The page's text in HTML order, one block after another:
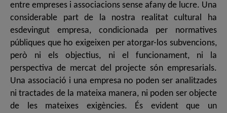
entre empreses i associacions sense afany de lucre. Una
considerable part de la nostra realitat cultural ha
esdevingut empresa, condicionada per normatives
públiques que ho exigeixen per atorgar-los subvencions,
però ni els objectius, ni el funcionament, ni la
perspectiva de mercat del projecte són empresarials.
Una associació i una empresa no poden ser analitzades
ni tractades de la mateixa manera, ni poden ser objecte
de les mateixes exigències. És evident que un